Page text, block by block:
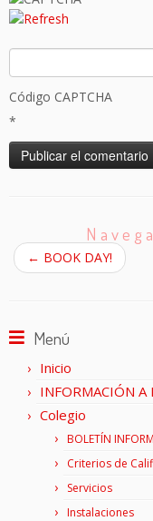
Código CAPTCHA
*
← BOOK DAY!
Menú
Inicio
INFORMACIÓN A
Colegio
BOLETÍN
Criterios de
Servicios
Instalaciones